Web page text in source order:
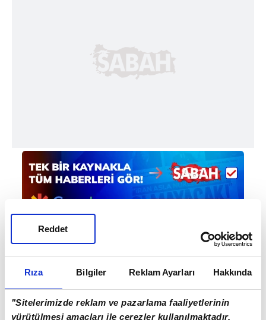
Rıza Bilgiler Reklam Ayarları Hakkında
"Sitelerimizde reklam ve pazarlama faaliyetlerinin
yürütülmesi amaçları ile çerezler kullanılmaktadır.
Reddet